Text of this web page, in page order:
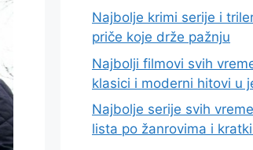
Najbolje krimi serije i
priče koje drže pažnju
Najbolji filmovi svih
klasici i moderni hitovi u
Najbolje serije svih
lista po žanrovima i